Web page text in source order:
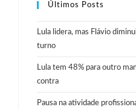
Últimos Posts
Lula lidera, mas Flávio
turno
Lula tem 48% para outro
contra
Pausa na atividade